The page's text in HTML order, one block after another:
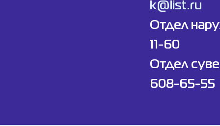
k@list.ru
Отдел
11-60
Отдел
608-65-55